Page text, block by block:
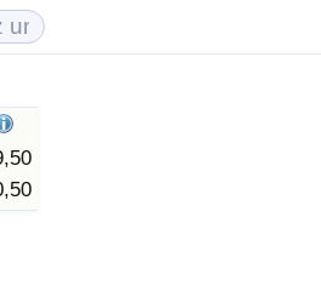
(Actuel)
par pays
(Actuel)
par Pays
(Actuel)
par pays